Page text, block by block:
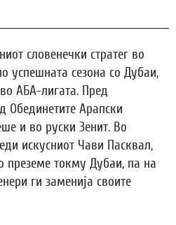
словенечки стратег во
успешната сезона со Дубаи,
АБА-лигата. Пред
Обединетите Арапски
и во руски Зенит. Во
искусниот Чави Пасквал,
преземе токму Дубаи, па на
ги заменија своите